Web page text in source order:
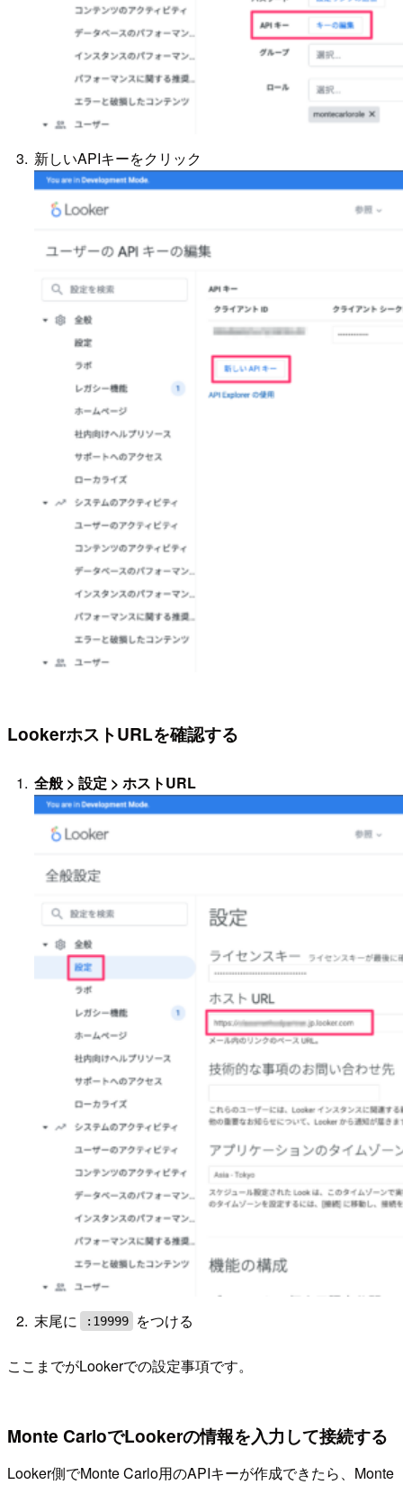
新しいAPIキーをクリック
LookerホストURLを確認する
全般 > 設定 > ホストURL
末尾に :19999 をつける
ここまでがLookerでの設定事項です。
Monte CarloでLookerの情報を入力して接続する
Looker側でMonte Carlo用のAPIキーが作成できたら、Monte